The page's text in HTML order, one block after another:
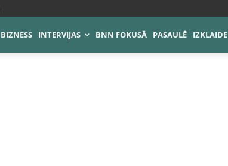
BIZNESS INTERVIJAS BNN FOKUSĀ PASAULĒ IZKLAIDE